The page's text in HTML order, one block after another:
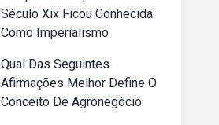
Século Xix Ficou Conhecida
Como Imperialismo
Qual Das Seguintes
Afirmações Melhor Define O
Conceito De Agronegócio